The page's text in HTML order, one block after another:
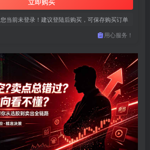
您当前未登录！建议登陆后购买，可保存购买订单
用心服务！